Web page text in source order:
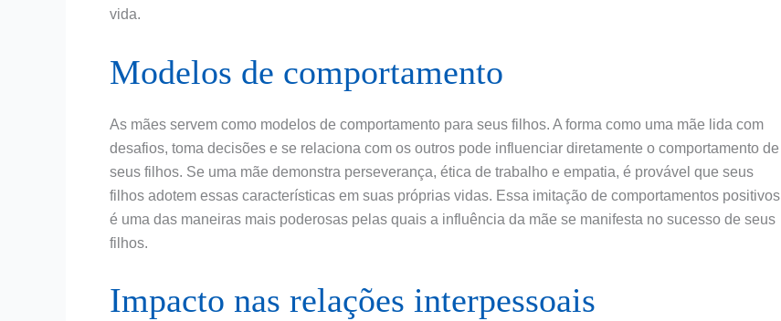
vida.
Modelos de comportamento
As mães servem como modelos de comportamento para seus filhos. A forma como uma mãe lida com
desafios, toma decisões e se relaciona com os outros pode influenciar diretamente o comportamento de
seus filhos. Se uma mãe demonstra perseverança, ética de trabalho e empatia, é provável que seus
filhos adotem essas características em suas próprias vidas. Essa imitação de comportamentos positivos
é uma das maneiras mais poderosas pelas quais a influência da mãe se manifesta no sucesso de seus
filhos.
Impacto nas relações interpessoais